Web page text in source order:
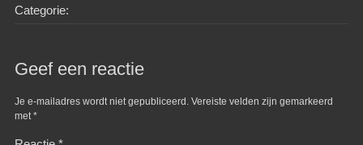
Categorie:
Geef een reactie
Je e-mailadres wordt niet gepubliceerd. Vereiste velden zijn gemarkeerd
met*